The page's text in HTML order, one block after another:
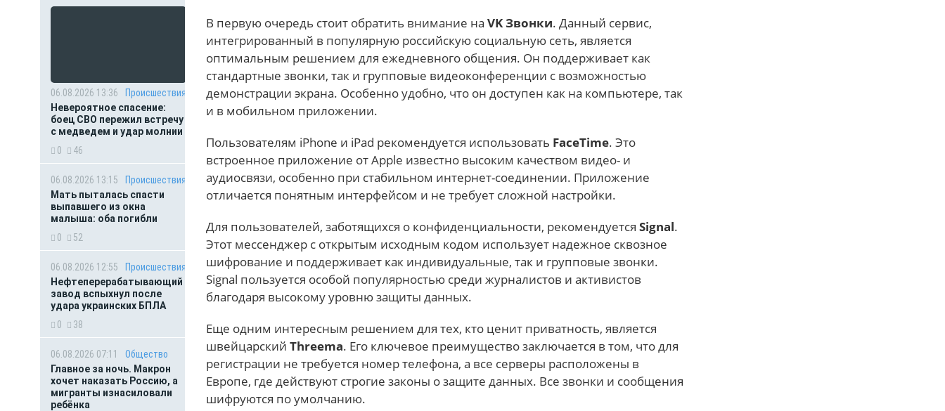
06.08.2026 13:36
Происшествия
Невероятное спасение:
боец СВО пережил встречу
с медведем и удар молнии
0
46
06.08.2026 13:15
Происшествия
Мать пыталась спасти
выпавшего из окна
малыша: оба погибли
0
52
06.08.2026 12:55
Происшествия
Нефтеперерабатывающий
завод вспыхнул после
удара украинских БПЛА
0
38
06.08.2026 07:11
Общество
Главное за ночь. Макрон
хочет наказать Россию, а
мигранты изнасиловали
ребёнка
В первую очередь стоит обратить внимание на VK Звонки. Данный сервис,
интегрированный в популярную российскую социальную сеть, является
оптимальным решением для ежедневного общения. Он поддерживает как
стандартные звонки, так и групповые видеоконференции с возможностью
демонстрации экрана. Особенно удобно, что он доступен как на компьютере, так
и в мобильном приложении.
Пользователям iPhone и iPad рекомендуется использовать FaceTime. Это
встроенное приложение от Apple известно высоким качеством видео- и
аудиосвязи, особенно при стабильном интернет-соединении. Приложение
отличается понятным интерфейсом и не требует сложной настройки.
Для пользователей, заботящихся о конфиденциальности, рекомендуется Signal.
Этот мессенджер с открытым исходным кодом использует надежное сквозное
шифрование и поддерживает как индивидуальные, так и групповые звонки.
Signal пользуется особой популярностью среди журналистов и активистов
благодаря высокому уровню защиты данных.
Еще одним интересным решением для тех, кто ценит приватность, является
швейцарский Threema. Его ключевое преимущество заключается в том, что для
регистрации не требуется номер телефона, а все серверы расположены в
Европе, где действуют строгие законы о защите данных. Все звонки и сообщения
шифруются по умолчанию.